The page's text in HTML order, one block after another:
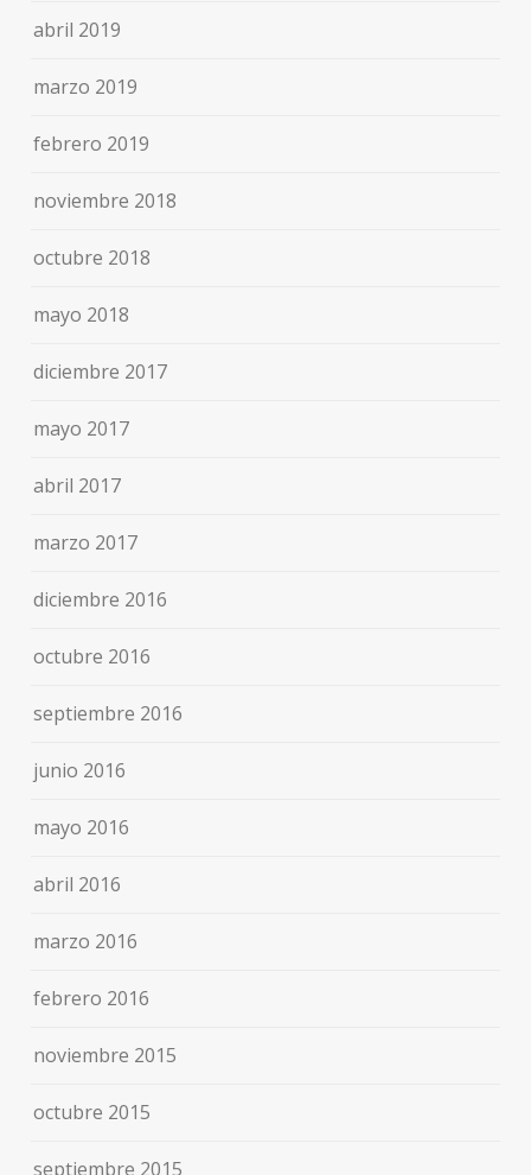
abril 2019
marzo 2019
febrero 2019
noviembre 2018
octubre 2018
mayo 2018
diciembre 2017
mayo 2017
abril 2017
marzo 2017
diciembre 2016
octubre 2016
septiembre 2016
junio 2016
mayo 2016
abril 2016
marzo 2016
febrero 2016
noviembre 2015
octubre 2015
septiembre 2015